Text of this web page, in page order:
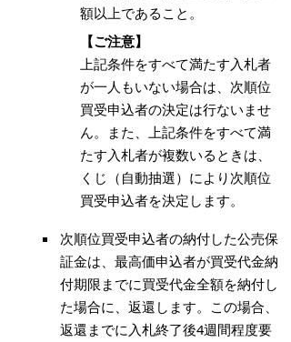
額以上であること。
【ご注意】
上記条件をすべて満たす入札者
が一人もいない場合は、次順位
買受申込者の決定は行ないませ
ん。また、上記条件をすべて満
たす入札者が複数いるときは、
くじ（自動抽選）により次順位
買受申込者を決定します。
次順位買受申込者の納付した公売保
証金は、最高価申込者が買受代金納
付期限までに買受代金全額を納付し
た場合に、返還します。この場合、
返還までに入札終了後4週間程度要